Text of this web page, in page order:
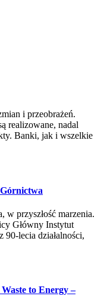
i przeobrażeń.
realizowane, nadal
Banki, jak i wszelkie
w przyszłość marzenia.
Główny Instytut
lecia działalności,
to Energy –